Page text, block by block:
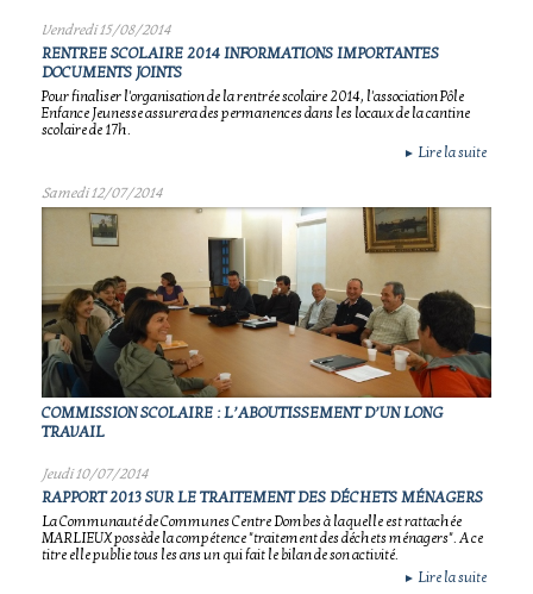
Vendredi 15/08/2014
RENTREE SCOLAIRE 2014 INFORMATIONS IMPORTANTES
DOCUMENTS JOINTS
Pour finaliser l'organisation de la rentrée scolaire 2014, l'association Pôle
Enfance Jeunesse assurera des permanences dans les locaux de la cantine
scolaire de 17h.
► Lire la suite
Samedi 12/07/2014
COMMISSION SCOLAIRE : L’ABOUTISSEMENT D’UN LONG
TRAVAIL
Jeudi 10/07/2014
RAPPORT 2013 SUR LE TRAITEMENT DES DÉCHETS MÉNAGERS
La Communauté de Communes Centre Dombes à laquelle est rattachée
MARLIEUX possède la compétence "traitement des déchets ménagers". A ce
titre elle publie tous les ans un qui fait le bilan de son activité.
► Lire la suite